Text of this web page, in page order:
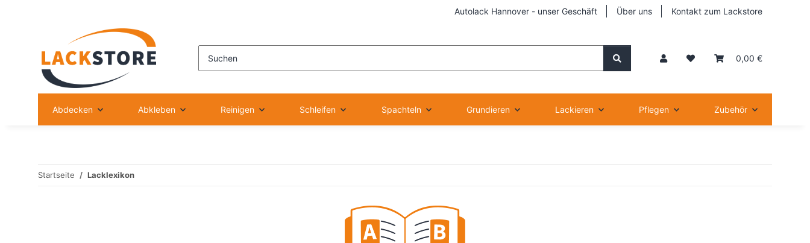
Autolack Hannover - unser Geschäft Über uns Kontakt zum Lackstore
0,00 €
Abdecken Abkleben Reinigen Schleifen Spachteln Grundieren Lackieren Pflegen Zubehör
Startseite Lacklexikon